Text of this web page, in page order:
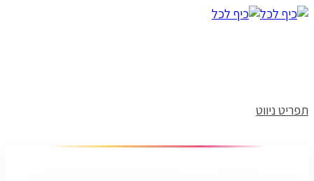
תפריט ניווט